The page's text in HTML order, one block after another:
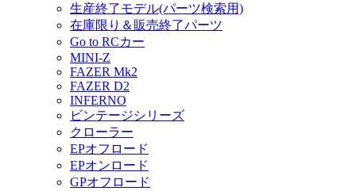
生産終了モデル(パーツ検索用)
在庫限り＆販売終了パーツ
Go to RCカー
MINI-Z
FAZER Mk2
FAZER D2
INFERNO
ビンテージシリーズ
クローラー
EPオフロード
EPオンロード
GPオフロード